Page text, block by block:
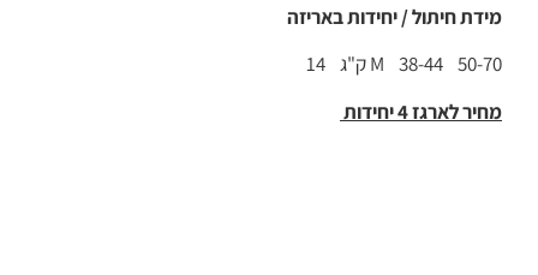
מידת חיתול / יחידות באריזה
M 38-44 50-70 ק"ג 14
מחיר לארגז 4 יחידות